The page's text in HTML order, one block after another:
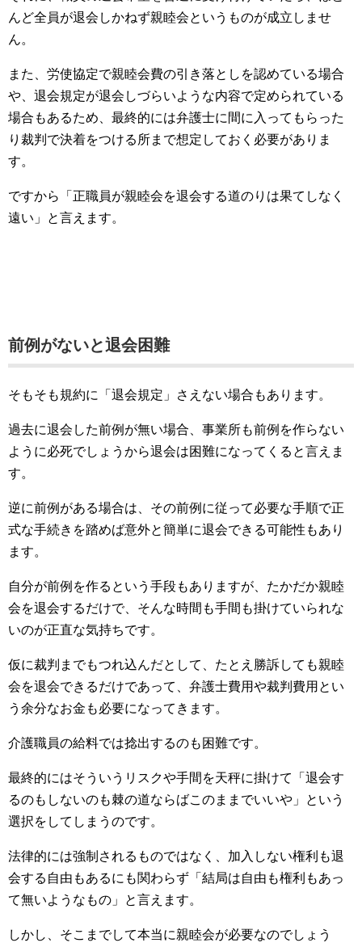
んど全員が退会しかねず親睦会というものが成立しませ
ん。
また、労使協定で親睦会費の引き落としを認めている場合
や、退会規定が退会しづらいような内容で定められている
場合もあるため、最終的には弁護士に間に入ってもらった
り裁判で決着をつける所まで想定しておく必要がありま
す。
ですから「正職員が親睦会を退会する道のりは果てしなく
遠い」と言えます。
前例がないと退会困難
そもそも規約に「退会規定」さえない場合もあります。
過去に退会した前例が無い場合、事業所も前例を作らない
ように必死でしょうから退会は困難になってくると言えま
す。
逆に前例がある場合は、その前例に従って必要な手順で正
式な手続きを踏めば意外と簡単に退会できる可能性もあり
ます。
自分が前例を作るという手段もありますが、たかだか親睦
会を退会するだけで、そんな時間も手間も掛けていられな
いのが正直な気持ちです。
仮に裁判までもつれ込んだとして、たとえ勝訴しても親睦
会を退会できるだけであって、弁護士費用や裁判費用とい
う余分なお金も必要になってきます。
介護職員の給料では捻出するのも困難です。
最終的にはそういうリスクや手間を天秤に掛けて「退会す
るのもしないのも棘の道ならばこのままでいいや」という
選択をしてしまうのです。
法律的には強制されるものではなく、加入しない権利も退
会する自由もあるにも関わらず「結局は自由も権利もあっ
て無いようなもの」と言えます。
しかし、そこまでして本当に親睦会が必要なのでしょう